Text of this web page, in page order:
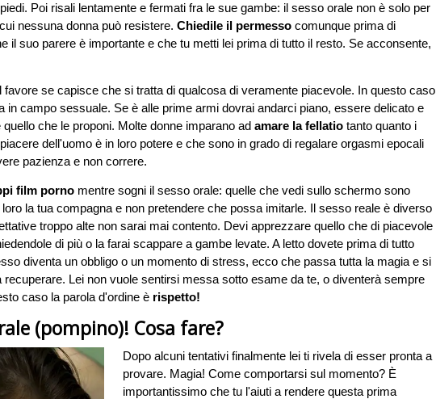
Poi risali lentamente e fermati fra le sue gambe: il sesso orale non è solo per
nessuna donna può resistere. Chiedile il permesso comunque prima di
il suo parere è importante e che tu metti lei prima di tutto il resto. Se acconsente,
se capisce che si tratta di qualcosa di veramente piacevole. In questo caso
in campo sessuale. Se è alle prime armi dovrai andarci piano, essere delicato e
che le proponi. Molte donne imparano ad amare la fellatio tanto quanto i
dell'uomo è in loro potere e che sono in grado di regalare orgasmi epocali
pazienza e non correre.
film porno mentre sogni il sesso orale: quelle che vedi sullo schermo sono
la tua compagna e non pretendere che possa imitarle. Il sesso reale è diverso
troppo alte non sarai mai contento. Devi apprezzare quello che di piacevole
di più o la farai scappare a gambe levate. A letto dovete prima di tutto
diventa un obbligo o un momento di stress, ecco che passa tutta la magia e si
recuperare. Lei non vuole sentirsi messa sotto esame da te, o diventerà sempre
caso la parola d'ordine è rispetto!
(pompino)! Cosa fare?
Dopo alcuni tentativi finalmente lei ti rivela di esser pronta a
provare. Magia! Come comportarsi sul momento? È
importantissimo che tu l'aiuti a rendere questa prima